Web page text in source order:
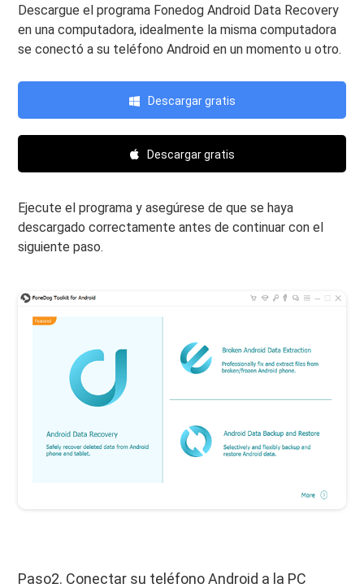
Descargue el programa Fonedog Android Data Recovery
en una computadora, idealmente la misma computadora
se conectó a su teléfono Android en un momento u otro.
Descargar gratis
Descargar gratis
Ejecute el programa y asegúrese de que se haya
descargado correctamente antes de continuar con el
siguiente paso.
Paso2. Conectar su teléfono Android a la PC